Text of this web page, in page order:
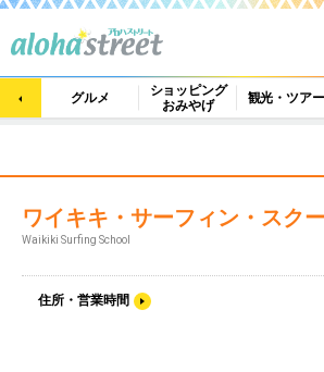
グルメ
ショッピング
おみやげ
観光・ツアー
ワイキキ・サーフィン・スク
Waikiki Surfing School
住所・営業時間